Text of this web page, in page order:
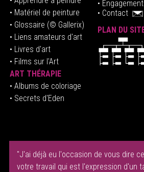
• Matériel de peinture
• Glossaire (© Gallerix)
• Liens amateurs d'art
• Livres d'art
• Films sur l'Art
ART THÉRAPIE
• Albums de coloriage
• Secrets d'Eden
•
• Contact
PLAN DU
"J'ai déjà eu l'occasion de vous dire
votre travail qui est l'expression d'un